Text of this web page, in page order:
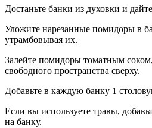
Достаньте банки из духовки и
Уложите нарезанные помидоры в
утрамбовывая их.
Залейте помидоры томатным
свободного пространства сверху.
Добавьте в каждую банку 1
Если вы используете травы,
на банку.